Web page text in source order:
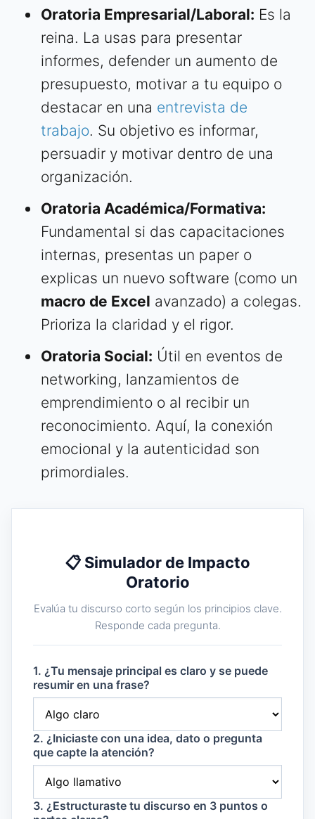
Oratoria Empresarial/Laboral: Es la
reina. La usas para presentar
informes, defender un aumento de
presupuesto, motivar a tu equipo o
destacar en una entrevista de
trabajo. Su objetivo es informar,
persuadir y motivar dentro de una
organización.
Oratoria Académica/Formativa:
Fundamental si das capacitaciones
internas, presentas un paper o
explicas un nuevo software (como un
macro de Excel avanzado) a colegas.
Prioriza la claridad y el rigor.
Oratoria Social: Útil en eventos de
networking, lanzamientos de
emprendimiento o al recibir un
reconocimiento. Aquí, la conexión
emocional y la autenticidad son
primordiales.
📋 Simulador de Impacto
Oratorio
Evalúa tu discurso corto según los principios clave.
Responde cada pregunta.
1. ¿Tu mensaje principal es claro y se puede
resumir en una frase?
2. ¿Iniciaste con una idea, dato o pregunta
que capte la atención?
3. ¿Estructuraste tu discurso en 3 puntos o